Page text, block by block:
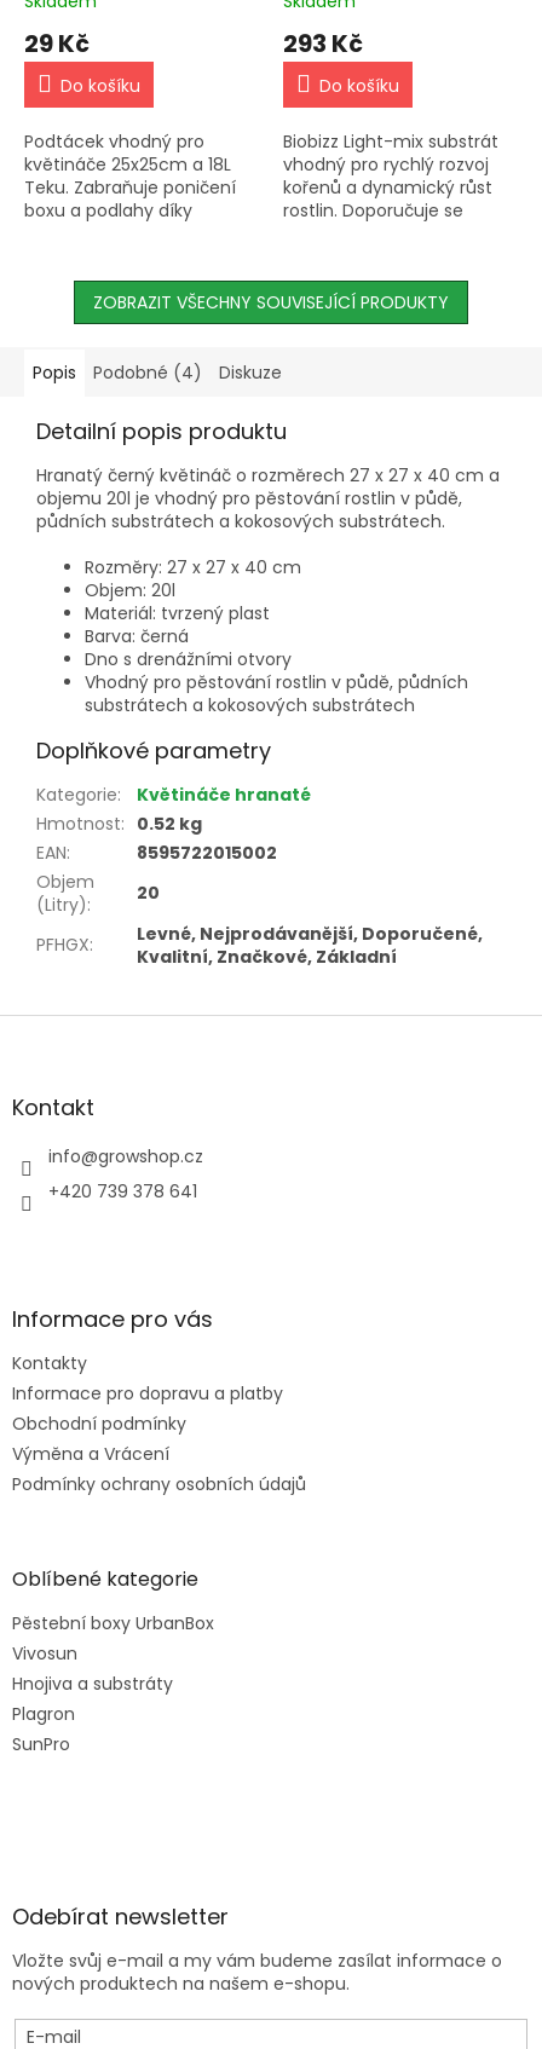
29 Kč
Do košíku
Podtácek vhodný pro
květináče 25x25cm a 18L
Teku. Zabraňuje poničení
boxu a podlahy díky
293 Kč
Do košíku
Biobizz Light-mix substrát
vhodný pro rychlý rozvoj
kořenů a dynamický růst
rostlin. Doporučuje se
výnosy. 100% biologická...
ZOBRAZIT VŠECHNY SOUVISEJÍCÍ PRODUKTY
Popis Podobné (4) Diskuze
Detailní popis produktu
Hranatý černý květináč o rozměrech 27 x 27 x 40 cm a
objemu 20l je vhodný pro pěstování rostlin v půdě,
půdních substrátech a kokosových substrátech.
Rozměry: 27 x 27 x 40 cm
Objem: 20l
Materiál: tvrzený plast
Barva: černá
Dno s drenážními otvory
Vhodný pro pěstování rostlin v půdě, půdních
substrátech a kokosových substrátech
Doplňkové parametry
Kategorie:
Květináče hranaté
Hmotnost: 0.52 kg
EAN:
8595722015002
Objem
(Litry): 20
PFHGX:
Levné, Nejprodávanější, Doporučené,
Kvalitní, Značkové, Základní
Z
aKontakt
info@growshop.cz
+420 739 378 641
Informace pro vás
Kontakty
Informace pro dopravu a platby
Obchodní podmínky
Výměna a Vrácení
Podmínky ochrany osobních údajů
Oblíbené kategorie
Pěstební boxy UrbanBox
Vivosun
Hnojiva a substráty
Plagron
SunPro
Odebírat newsletter
Vložte svůj e-mail a my vám budeme zasílat informace o
nových produktech na našem e-shopu.
E-mail